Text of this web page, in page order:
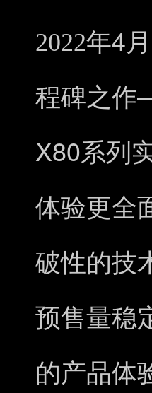
2022年4月
程碑之作
X80系列
体验更全
破性的技
预售量稳
的产品体